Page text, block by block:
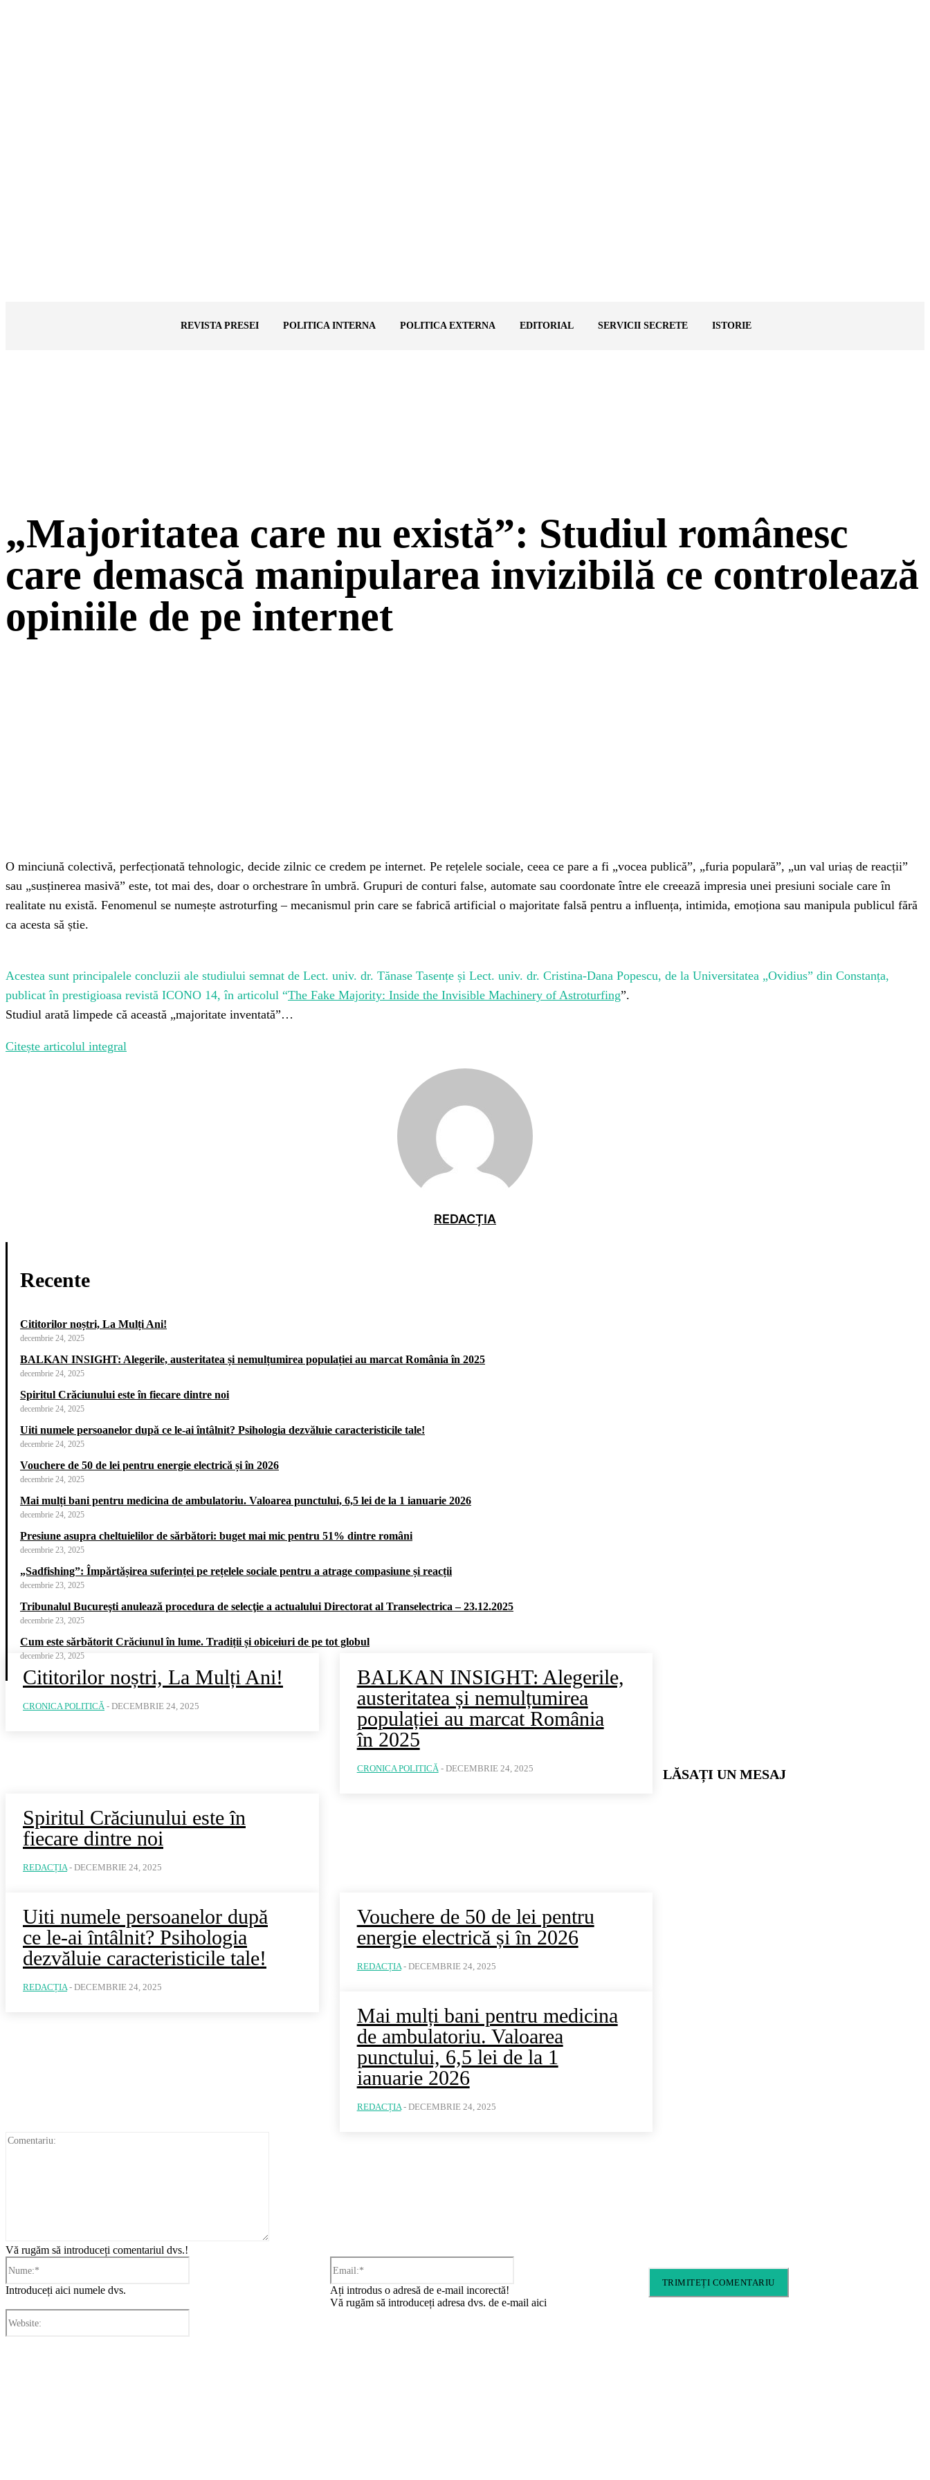
REVISTA PRESEI POLITICA INTERNA POLITICA EXTERNA EDITORIAL SERVICII SECRETE ISTORIE
„Majoritatea care nu există”: Studiul românesc
care demască manipularea invizibilă ce controlează
opiniile de pe internet
O minciună colectivă, perfecționată tehnologic, decide zilnic ce credem pe internet. Pe rețelele sociale, ceea ce pare a fi „vocea publică”, „furia populară”, „un val uriaș de reacții”
sau „susținerea masivă” este, tot mai des, doar o orchestrare în umbră. Grupuri de conturi false, automate sau coordonate între ele creează impresia unei presiuni sociale care în
realitate nu există. Fenomenul se numește astroturfing – mecanismul prin care se fabrică artificial o majoritate falsă pentru a influența, intimida, emoționa sau manipula publicul fără
ca acesta să știe.
Acestea sunt principalele concluzii ale studiului semnat de Lect. univ. dr. Tănase Tasențe și Lect. univ. dr. Cristina-Dana Popescu, de la Universitatea „Ovidius” din Constanța,
publicat în prestigioasa revistă ICONO 14, în articolul “The Fake Majority: Inside the Invisible Machinery of Astroturfing”.
Studiul arată limpede că această „majoritate inventată”…
Citește articolul integral
REDACȚIA
Recente
Cititorilor noștri, La Mulți Ani!
decembrie 24, 2025
BALKAN INSIGHT: Alegerile, austeritatea și nemulțumirea populației au marcat România în 2025
decembrie 24, 2025
Spiritul Crăciunului este în fiecare dintre noi
decembrie 24, 2025
Uiti numele persoanelor după ce le-ai întâlnit? Psihologia dezvăluie caracteristicile tale!
decembrie 24, 2025
Vouchere de 50 de lei pentru energie electrică și în 2026
decembrie 24, 2025
Mai mulți bani pentru medicina de ambulatoriu. Valoarea punctului, 6,5 lei de la 1 ianuarie 2026
decembrie 24, 2025
Presiune asupra cheltuielilor de sărbători: buget mai mic pentru 51% dintre români
decembrie 23, 2025
„Sadfishing”: Împărtășirea suferinței pe rețelele sociale pentru a atrage compasiune și reacții
decembrie 23, 2025
Tribunalul Bucureşti anulează procedura de selecţie a actualului Directorat al Transelectrica – 23.12.2025
decembrie 23, 2025
Cum este sărbătorit Crăciunul în lume. Tradiții și obiceiuri de pe tot globul
decembrie 23, 2025
Cititorilor noștri, La Mulți Ani!
CRONICA POLITICĂ - DECEMBRIE 24, 2025
BALKAN INSIGHT: Alegerile,
austeritatea și nemulțumirea
populației au marcat România
în 2025
CRONICA POLITICĂ - DECEMBRIE 24, 2025
Spiritul Crăciunului este în
fiecare dintre noi
REDACȚIA - DECEMBRIE 24, 2025
Uiti numele persoanelor după
ce le-ai întâlnit? Psihologia
dezvăluie caracteristicile tale!
REDACȚIA - DECEMBRIE 24, 2025
Vouchere de 50 de lei pentru
energie electrică și în 2026
REDACȚIA - DECEMBRIE 24, 2025
Mai mulți bani pentru medicina
de ambulatoriu. Valoarea
punctului, 6,5 lei de la 1
ianuarie 2026
REDACȚIA - DECEMBRIE 24, 2025
LĂSAȚI UN MESAJ
Vă rugăm să introduceți comentariul dvs.!
Introduceți aici numele dvs.
Ați introdus o adresă de e-mail incorectă!
Vă rugăm să introduceți adresa dvs. de e-mail aici